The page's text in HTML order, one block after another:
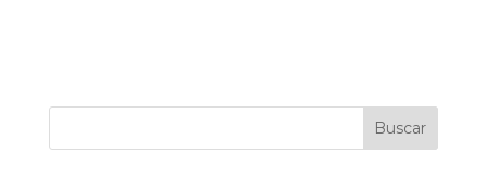
Buscar